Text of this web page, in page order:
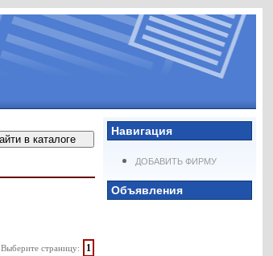
Навигация
ДОБАВИТЬ ФИРМУ
Объявления
Выберите страницу: 1